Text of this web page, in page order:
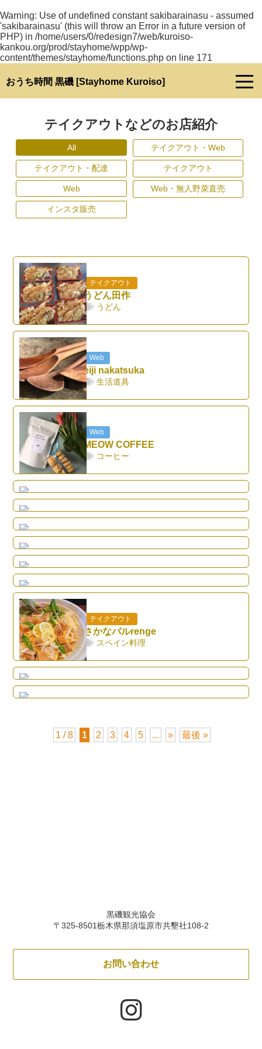
Warning: Use of undefined constant sakibarainasu - assumed
'sakibarainasu' (this will throw an Error in a future version of
PHP) in /home/users/0/redesign7/web/kuroiso-
kankou.org/prod/stayhome/wpp/wp-
content/themes/stayhome/functions.php on line 171
おうち時間 黒磯 [Stayhome Kuroiso]
テイクアウトなどのお店紹介
All テイクアウト・Web
テイクアウト・配達 テイクアウト
Web Web・無人野菜直売
インスタ販売
テイクアウト
うどん田作
うどん
Web
eiji nakatsuka
生活道具
Web
MEOW COFFEE
コーヒー
テイクアウト
日々
菓子
昇龍飯店
中華料理
Cafe HOLIDAY
カフェ
NATURE
フランス料理
じょじょにファーム
野菜販売
Kotje Le Chocolat
チョコレート
テイクアウト
さかなバルrenge
スペイン料理
テイクアウト
かつどん柏屋
カツ丼
タイ家庭料理の店 バラミー〈บารมี〉
タイ料理
1 / 8 1 2 3 4 5 ... » 最後 »
黒磯観光協会
〒325-8501栃木県那須塩原市共墾社108-2
お問い合わせ